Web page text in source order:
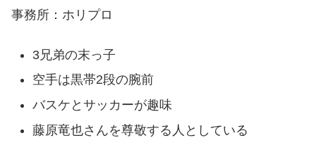
事務所：ホリプロ
3兄弟の末っ子
空手は黒帯2段の腕前
バスケとサッカーが趣味
藤原竜也さんを尊敬する人としている